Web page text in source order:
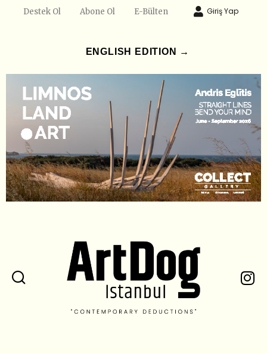
Destek Ol Abone Ol E-Bülten Giriş Yap
ENGLISH EDITION →